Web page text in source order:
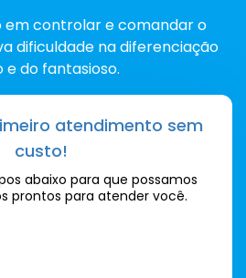
em controlar e comandar o
dificuldade na diferenciação
e do fantasioso.
atendimento sem
custo!
abaixo para que possamos
prontos para atender você.